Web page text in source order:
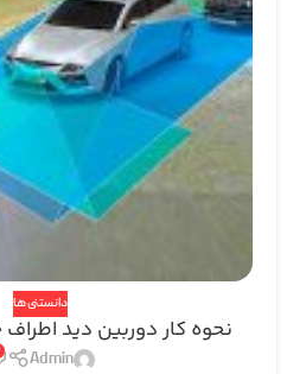
دانستنی ها
نحوه کار دوربین دید
Admin